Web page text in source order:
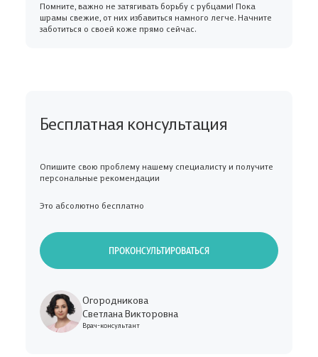
Помните, важно не затягивать борьбу с рубцами! Пока
шрамы свежие, от них избавиться намного легче. Начните
заботиться о своей коже прямо сейчас.
Бесплатная консультация
Опишите свою проблему нашему специалисту и получите
персональные рекомендации
Это абсолютно бесплатно
ПРОКОНСУЛЬТИРОВАТЬСЯ
Огородникова
Светлана Викторовна
Врач-консультант